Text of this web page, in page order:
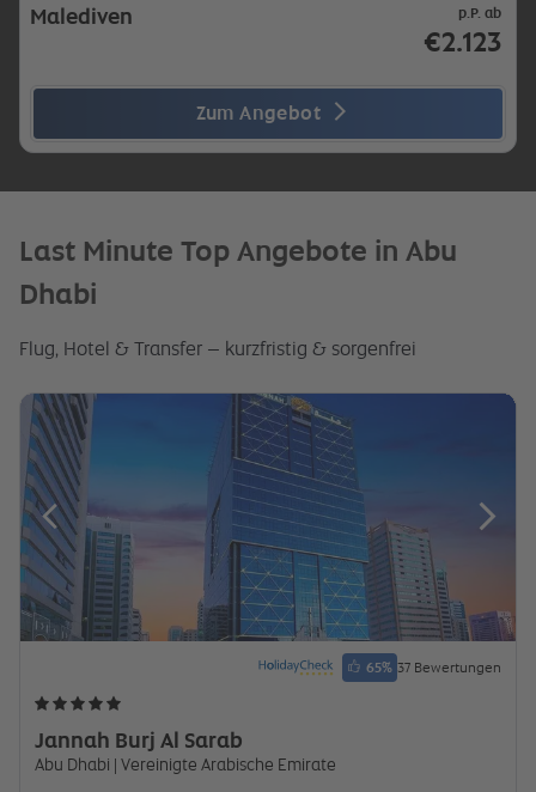
Malediven p.P. ab
€2.123
Zum Angebot
Last Minute Top Angebote in Abu
Dhabi
Flug, Hotel & Transfer – kurzfristig & sorgenfrei
Jannah Burj Al Sarab
Abu Dhabi | Vereinigte Arabische Emirate
65% 37 Bewertungen